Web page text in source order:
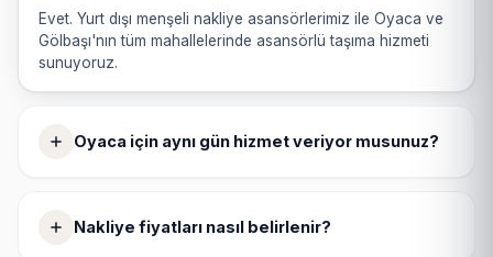
Evet. Yurt dışı menşeli nakliye asansörlerimiz ile Oyaca ve
Gölbaşı'nın tüm mahallelerinde asansörlü taşıma hizmeti
sunuyoruz.
Oyaca için aynı gün hizmet veriyor musunuz?
Nakliye fiyatları nasıl belirlenir?